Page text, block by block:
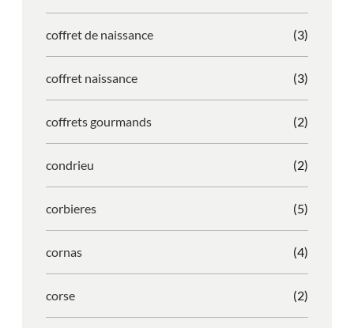
coffret de naissance (3)
coffret naissance (3)
coffrets gourmands (2)
condrieu (2)
corbieres (5)
cornas (4)
corse (2)